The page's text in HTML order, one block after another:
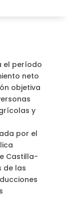
el período
neto
objetiva
y
por el
Castilla-
de las